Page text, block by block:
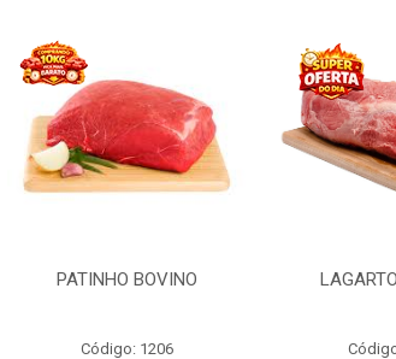
PATINHO BOVINO
Código: 1206